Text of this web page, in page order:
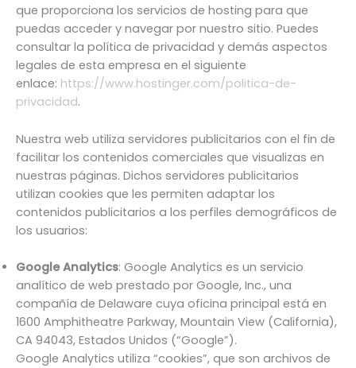
que proporciona los servicios de hosting para que
puedas acceder y navegar por nuestro sitio. Puedes
consultar la política de privacidad y demás aspectos
legales de esta empresa en el siguiente
enlace: https://www.hostinger.com/politica-de-
privacidad.
Nuestra web utiliza servidores publicitarios con el fin de
facilitar los contenidos comerciales que visualizas en
nuestras páginas. Dichos servidores publicitarios
utilizan cookies que les permiten adaptar los
contenidos publicitarios a los perfiles demográficos de
los usuarios:
Google Analytics: Google Analytics es un servicio
analítico de web prestado por Google, Inc., una
compañía de Delaware cuya oficina principal está en
1600 Amphitheatre Parkway, Mountain View (California),
CA 94043, Estados Unidos (“Google”).
Google Analytics utiliza “cookies”, que son archivos de